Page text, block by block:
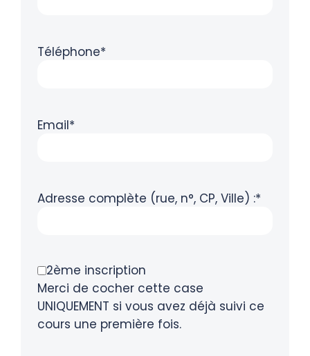
Téléphone*
Email*
Adresse complète (rue, n°, CP, Ville) :*
2ème inscription
Merci de cocher cette case
UNIQUEMENT si vous avez déjà suivi ce
cours une première fois.